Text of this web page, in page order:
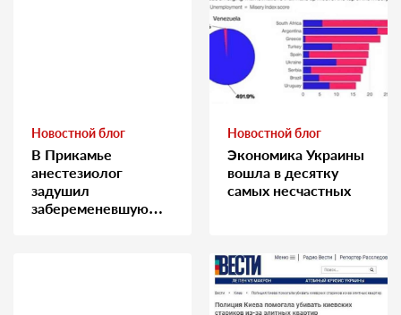
Новостной блог
В Прикамье
анестезиолог
задушил
забеременевшую
Новостной блог
Экономика Украины
вошла в десятку
самых несчастных